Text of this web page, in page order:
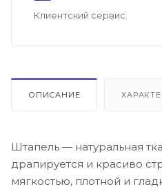
Клиентский сервис
ОПИСАНИЕ
Штапель — натуральная
драпируется и красиво
мягкостью, плотной и